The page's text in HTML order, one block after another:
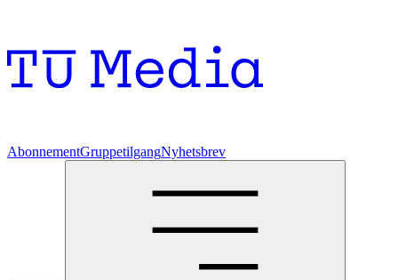
AbonnementGruppetilgangNyhetsbrev